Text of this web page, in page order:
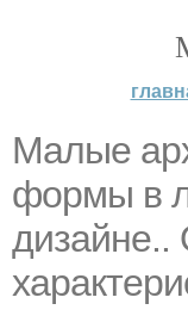
Малые
формы в
дизайне..